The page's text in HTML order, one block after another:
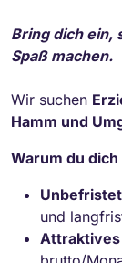
Bring dich ein,
Spaß machen.
Wir suchen
Hamm und
Warum du
und
Attraktives